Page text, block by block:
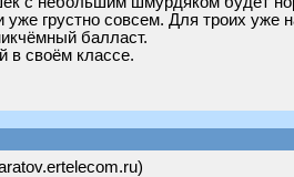
грустно совсем. Для троих уже
балласт.
в своём классе.